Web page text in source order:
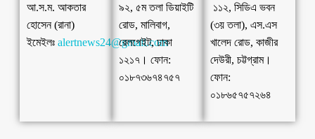
আ.স.ম. আকতার
হোসেন (রানা)
ইমেইলঃ alertnews24@gmail.com
৯২, ৫ম তলা ডিয়াইটি
রোড, মালিবাগ,
রেলগেইট, ঢাকা
১২১৭। ফোন:
০১৮৭৩৬৭৪৭৫৭
১১২, সিডিএ ভবন
(৩য় তলা), এস.এস
খালেদ রোড, কাজীর
দেউরী, চট্টগ্রাম।
ফোন:
০১৮৬৫৭৫৭২৬৪